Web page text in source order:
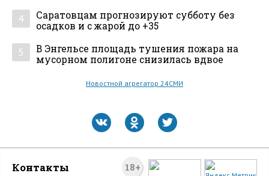
4
Саратовцам прогнозируют субботу без
осадков и с жарой до +35
5
В Энгельсе площадь тушения пожара на
мусорном полигоне снизилась вдвое
Новостной агрегатор 24СМИ
18+
Контакты